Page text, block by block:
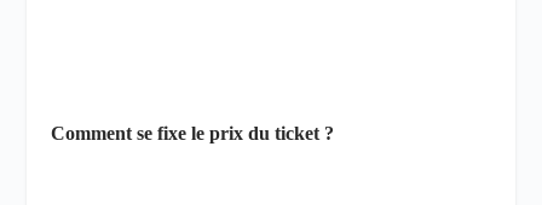
Comment se fixe le prix du ticket ?